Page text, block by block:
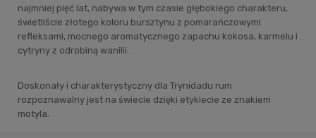
najmniej pięć lat, nabywa w tym czasie głębokiego charakteru,
świetliście złotego koloru bursztynu z pomarańczowymi
refleksami, mocnego aromatycznego zapachu kokosa, karmelu i
cytryny z odrobiną wanilii.
Doskonały i charakterystyczny dla Trynidadu rum
rozpoznawalny jest na świecie dzięki etykiecie ze znakiem
motyla.